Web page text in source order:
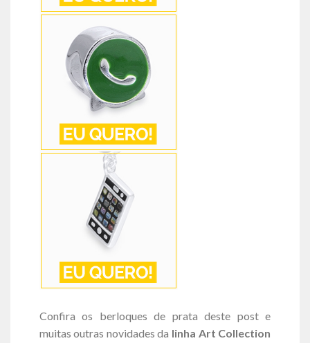
Confira os berloques de prata deste post e
muitas outras novidades da linha Art Collection